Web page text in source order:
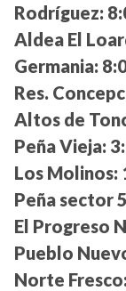
Rodríguez:
Aldea El
Germania:
Res.
Altos de
Peña Vieja:
Los Molinos:
Peña sector
El Progreso
Pueblo
Norte Fresco: